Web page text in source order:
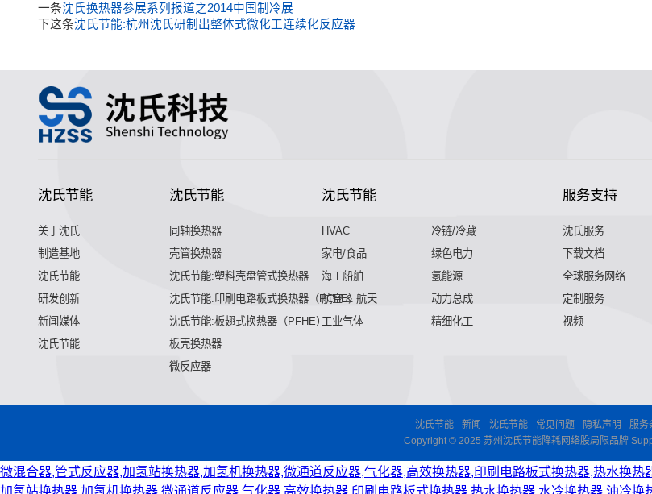
一条沈氏换热器参展系列报道之2014中国制冷展
下这条沈氏节能:杭州沈氏研制出整体式微化工连续化反应器
沈氏节能
关于沈氏
制造基地
沈氏节能
研发创新
新闻媒体
沈氏节能
沈氏节能
同轴换热器
壳管换热器
沈氏节能:塑料壳盘管式换热器
沈氏节能:印刷电路板式换热器（PCHE）
沈氏节能:板翅式换热器（PFHE）
板壳换热器
微反应器
沈氏节能
HVAC
冷链/冷藏
家电/食品
绿色电力
海工船舶
氢能源
航空 & 航天
动力总成
工业气体
精细化工
服务支持
沈氏服务
下载文档
全球服务网络
定制服务
视频
沈氏节能 新闻 沈氏节能 常见问题 隐私声明
服务
Copyright © 2025 苏州沈氏节能降耗网络股局限品牌
微混合器,管式反应器,加氢站换热器,加氢机换热器,微通道反应器,气化器,高效换热器,印刷电路板式换热器,热水换